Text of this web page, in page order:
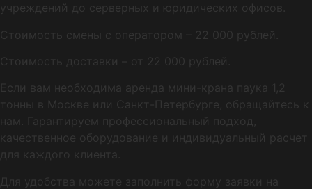
учреждений до серверных и юридических офисов.
Стоимость смены с оператором – 22 000 рублей.
Стоимость доставки – от 22 000 рублей.
Если вам необходима аренда мини-крана паука 1,2
тонны в Москве или Санкт-Петербурге, обращайтесь к
нам. Гарантируем профессиональный подход,
качественное оборудование и индивидуальный расчет
для каждого клиента.
Для удобства можете заполнить форму заявки на